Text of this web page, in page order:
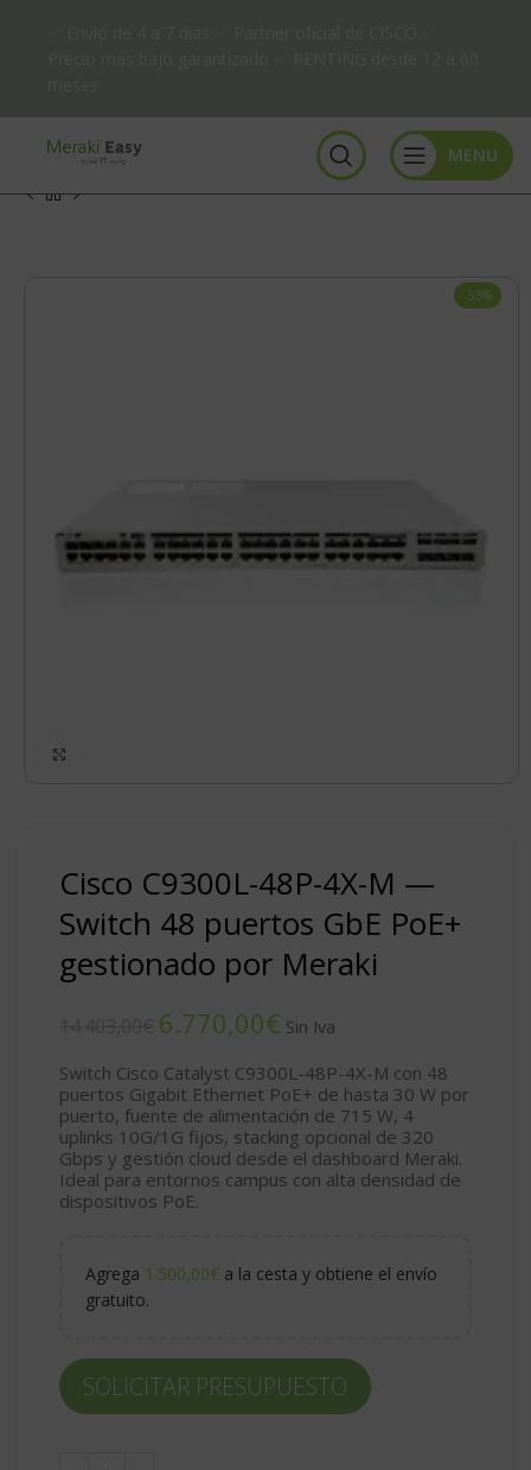
MENU
-53%
Cisco C9300L-48P-4X-M —
Switch 48 puertos GbE PoE+
gestionado por Meraki
6.770,00€
Switch Cisco Catalyst C9300L-48P-4X-M con 48
puertos Gigabit Ethernet PoE+ de hasta 30 W por
puerto, fuente de alimentación de 715 W, 4
uplinks 10G/1G fijos, stacking opcional de 320
Gbps y gestión cloud desde el dashboard Meraki.
Ideal para entornos campus con alta densidad de
dispositivos PoE.
Agrega 1.500,00€ a la cesta y obtiene el envío
gratuito.
SOLICITAR PRESUPUESTO